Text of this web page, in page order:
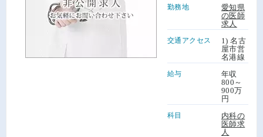
勤務地
愛知県
の医師
求人
交通アクセス
1) 名古
屋市営
名港線
給与
年収
800～
900万
円
科目
内科の
医師求
人